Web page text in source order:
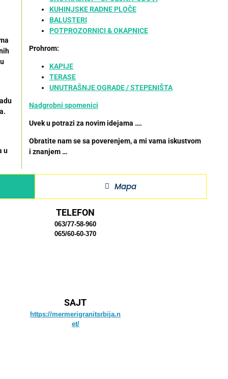
u
KUHINJSKE RADNE PLOČE
BALUSTERI
POTPROZORNICI & OKAPNICE
Prohrom:
KAPIJE
TERASE
UNUTRAŠNJE OGRADE / STEPENIŠTA
Nadgrobni spomenici
Uvek u potrazi za novim idejama ….
Obratite nam se sa poverenjem, a mi vama iskustvom
i znanjem …
Mapa
TELEFON
063/77-58-960
065/60-60-370
SAJT
https://mermerigranitsrbija.n
et/